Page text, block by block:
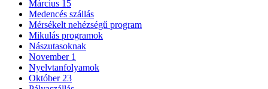
Március 15
Medencés szállás
Mérsékelt nehézségű program
Mikulás programok
Nászutasoknak
November 1
Nyelvtanfolyamok
Október 23